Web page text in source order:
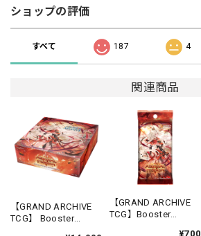
ショップの評価
すべて 187 4
関連商品
【GRAND ARCHIVE
TCG】 Booster
【GRAND ARCHIVE
TCG】Booster
¥700